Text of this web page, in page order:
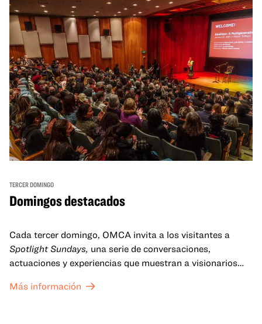
TERCER DOMINGO
Domingos destacados
Cada tercer domingo, OMCA invita a los visitantes a
Spotlight Sundays, una serie de conversaciones,
actuaciones y experiencias que muestran a visionarios
Más información